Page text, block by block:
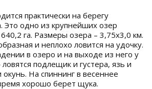
практически на берегу
Это одно из крупнейших озер
га. Размеры озера – 3,75х3,0 км.
и неплохо ловится на удочку.
в озеро и на выходе из него у
подлещик и густера, язь и
окунь. На спиннинг в весеннее
хорошо берет щука.